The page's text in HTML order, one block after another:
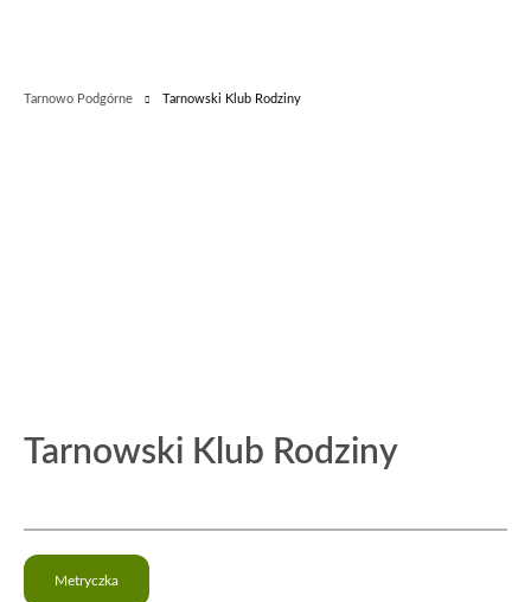
Tarnowo Podgórne Tarnowski Klub Rodziny
Tarnowski Klub Rodziny
Metryczka